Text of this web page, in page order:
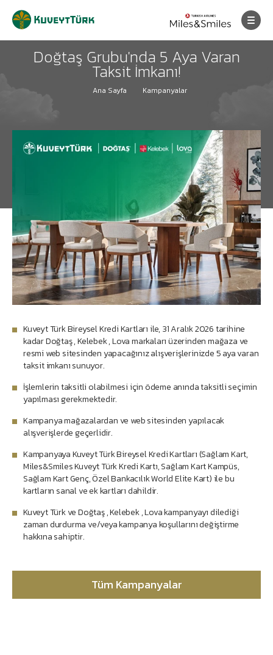
Doğtaş Grubu'nda 5 Aya Varan
Taksit İmkanı!
Ana Sayfa Kampanyalar
Kuveyt Türk Bireysel Kredi Kartları ile, 31 Aralık 2026 tarihine
kadar Doğtaş , Kelebek , Lova markaları üzerinden mağaza ve
resmi web sitesinden yapacağınız alışverişlerinizde 5 aya varan
taksit imkanı sunuyor.
İşlemlerin taksitli olabilmesi için ödeme anında taksitli seçimin
yapılması gerekmektedir.
Kampanya mağazalardan ve web sitesinden yapılacak
alışverişlerde geçerlidir.
Kampanyaya Kuveyt Türk Bireysel Kredi Kartları (Sağlam Kart,
Miles&Smiles Kuveyt Türk Kredi Kartı, Sağlam Kart Kampüs,
Sağlam Kart Genç, Özel Bankacılık World Elite Kart) ile bu
kartların sanal ve ek kartları dahildir.
Kuveyt Türk ve Doğtaş , Kelebek , Lova kampanyayı dilediği
zaman durdurma ve/veya kampanya koşullarını değiştirme
hakkına sahiptir.
Tüm Kampanyalar